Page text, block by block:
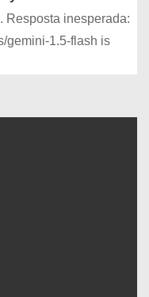
Resposta inesperada:
gemini-1.5-flash is